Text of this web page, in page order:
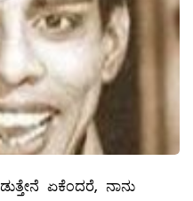
ಏಕೆಂದರೆ, ನಾನು